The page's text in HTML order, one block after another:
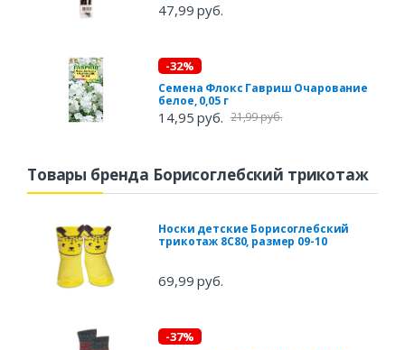
47,99 руб.
-32%
Семена Флокс Гавриш Очарование
белое, 0,05 г
14,95 руб. 21,99 руб.
Товары бренда Борисоглебский трикотаж
Носки детские Борисоглебский
трикотаж 8С80, размер 09-10
69,99 руб.
-37%